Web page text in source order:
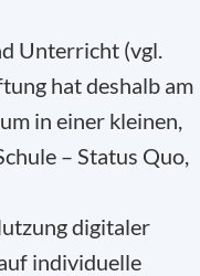
Unterricht (vgl.
hat deshalb am
in einer kleinen,
– Status Quo,
digitaler
individuelle